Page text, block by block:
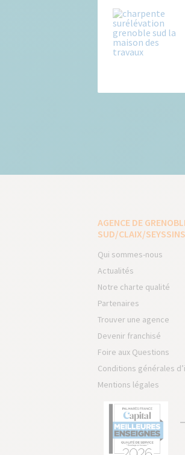
AGENCE DE
SUD/CLAIX/SEYSSINS
Qui sommes-nous
Actualités
Notre charte qualité
Partenaires
Trouver une agence
Devenir franchisé
Foire aux Questions
Conditions générales
Mentions légales